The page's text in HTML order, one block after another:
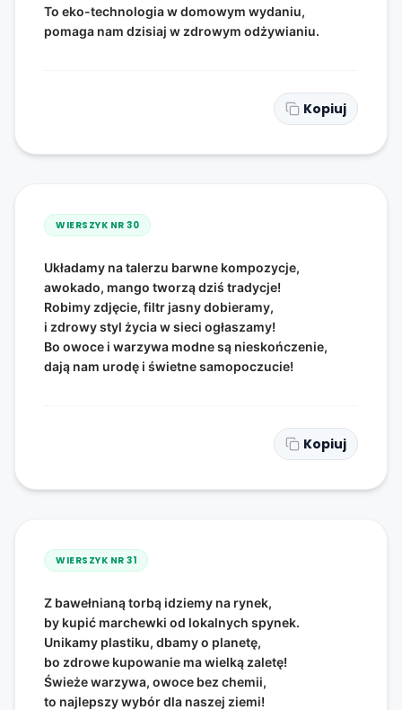
To eko-technologia w domowym wydaniu,
pomaga nam dzisiaj w zdrowym odżywianiu.
Kopiuj
WIERSZYK NR 30
Układamy na talerzu barwne kompozycje,
awokado, mango tworzą dziś tradycje!
Robimy zdjęcie, filtr jasny dobieramy,
i zdrowy styl życia w sieci ogłaszamy!
Bo owoce i warzywa modne są nieskończenie,
dają nam urodę i świetne samopoczucie!
Kopiuj
WIERSZYK NR 31
Z bawełnianą torbą idziemy na rynek,
by kupić marchewki od lokalnych spynek.
Unikamy plastiku, dbamy o planetę,
bo zdrowe kupowanie ma wielką zaletę!
Świeże warzywa, owoce bez chemii,
to najlepszy wybór dla naszej ziemi!